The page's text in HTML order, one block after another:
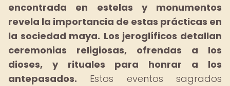
encontrada en estelas y monumentos
revela la importancia de estas prácticas en
la sociedad maya. Los jeroglíficos detallan
ceremonias religiosas, ofrendas a los
dioses, y rituales para honrar a los
antepasados. Estos eventos sagrados